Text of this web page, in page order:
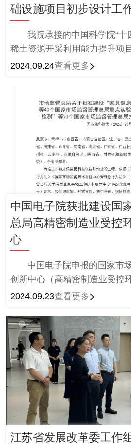
础设施项目初步设计工
我院承接的中国科学院“十
稀土资源开采利用能力提升项
算)工作顺利完成，初步设计文
2024.09.24查看更多
中国电子院获批建设国
总局高精密制造业受控
心
中国电子院申报的国家市
创新中心（高精密制造业受控
建，努力打造市场监管科技创
2024.09.23查看更多
江苏省发展改革委工作